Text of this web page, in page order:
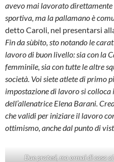
avevo mai lavorato direttamente
sportiva, ma la pallamano è
detto Caroli, nel presentarsi
Fin da sùbito, sto notando le
lavoro di buon livello: sia con la
femminile, sia con tutte le altre
società. Voi siete atlete di primo
impostazione di lavoro si colloca
dell’allenatrice Elena Barani.
che validi per iniziare il lavoro
ottimismo, anche dal punto di
Due pratesi, ma ormai di casa